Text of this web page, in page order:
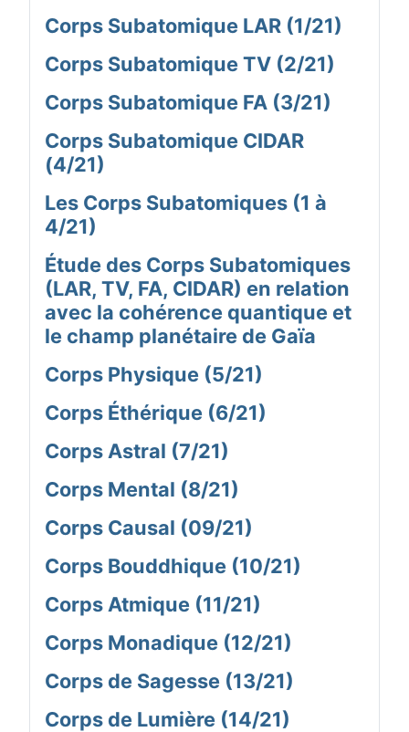
Corps Subatomique LAR (1/21)
Corps Subatomique TV (2/21)
Corps Subatomique FA (3/21)
Corps Subatomique CIDAR
(4/21)
Les Corps Subatomiques (1 à
4/21)
Étude des Corps Subatomiques
(LAR, TV, FA, CIDAR) en relation
avec la cohérence quantique et
le champ planétaire de Gaïa
Corps Physique (5/21)
Corps Éthérique (6/21)
Corps Astral (7/21)
Corps Mental (8/21)
Corps Causal (09/21)
Corps Bouddhique (10/21)
Corps Atmique (11/21)
Corps Monadique (12/21)
Corps de Sagesse (13/21)
Corps de Lumière (14/21)